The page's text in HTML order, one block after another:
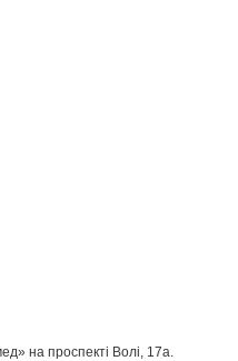
на проспекті Волі, 17а.